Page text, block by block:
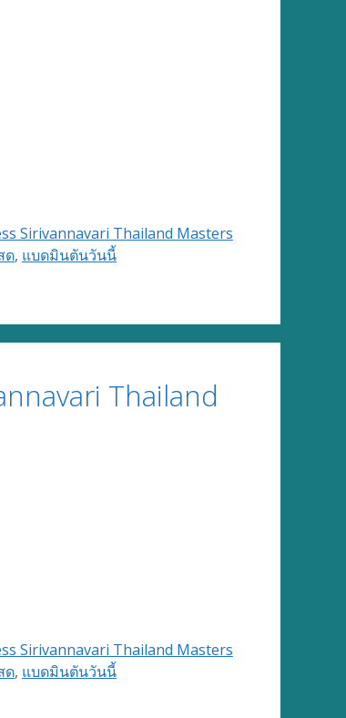
Sirivannavari Thailand Masters
ด, แบดมินตันวันนี้
Thailand
Sirivannavari Thailand Masters
ด, แบดมินตันวันนี้